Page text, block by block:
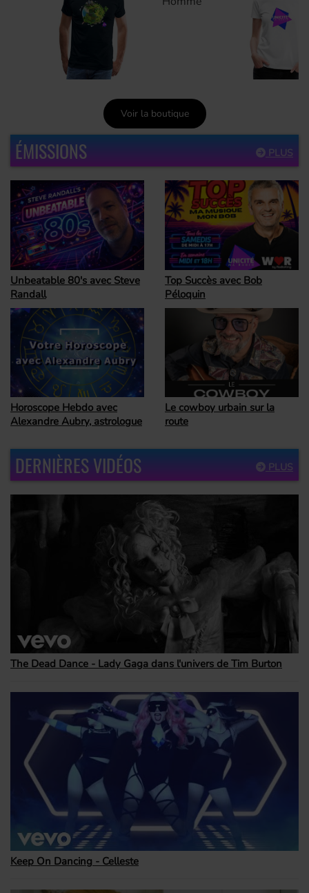
Voir la boutique
PLUS
ÉMISSIONS
Unbeatable 80's avec Steve
Randall
Top Succès avec Bob
Péloquin
Horoscope Hebdo avec
Alexandre Aubry, astrologue
Le cowboy urbain sur la
route
PLUS
DERNIÈRES VIDÉOS
The Dead Dance - Lady Gaga dans l'univers de Tim Burton
Keep On Dancing - Celleste